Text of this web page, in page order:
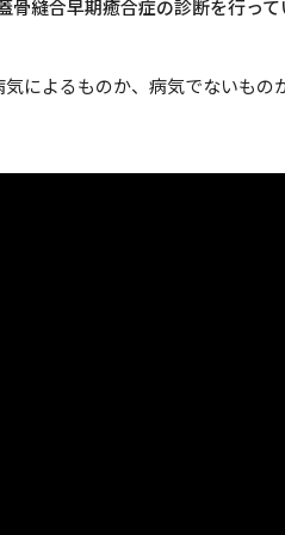
骨縫合早期癒合症の診断を行っ
によるものか、病気でないもの